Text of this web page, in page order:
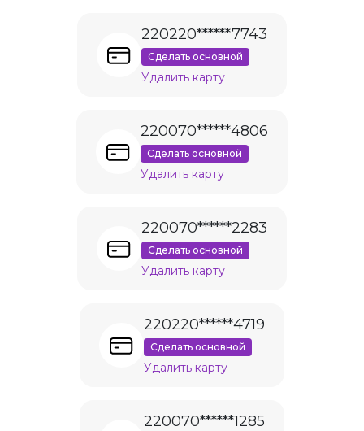
220220******7743
Сделать основной
Удалить карту
220070******4806
Сделать основной
Удалить карту
220070******2283
Сделать основной
Удалить карту
220220******4719
Сделать основной
Удалить карту
220070******1285